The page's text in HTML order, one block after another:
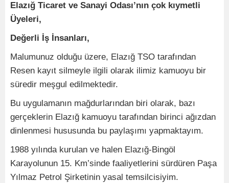
Elazığ Ticaret ve Sanayi Odası’nın çok kıymetli
Üyeleri,
Değerli İş İnsanları,
Malumunuz olduğu üzere, Elazığ TSO tarafından
Resen kayıt silmeyle ilgili olarak ilimiz kamuoyu bir
süredir meşgul edilmektedir.
Bu uygulamanın mağdurlarından biri olarak, bazı
gerçeklerin Elazığ kamuoyu tarafından birinci ağızdan
dinlenmesi hususunda bu paylaşımı yapmaktayım.
1988 yılında kurulan ve halen Elazığ-Bingöl
Karayolunun 15. Km’sinde faaliyetlerini sürdüren Paşa
Yılmaz Petrol Şirketinin yasal temsilcisiyim.